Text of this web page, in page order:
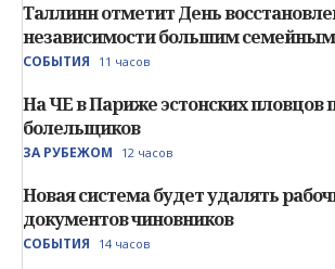
Таллинн отметит День
независимости большим
СОБЫТИЯ 11 часов
На ЧЕ в Париже эстонских пловцов
болельщиков
ЗА РУБЕЖОМ 12 часов
Новая система будет удалять
документов чиновников
СОБЫТИЯ 14 часов